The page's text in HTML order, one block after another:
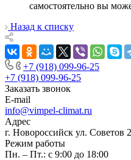
самостоятельно вы
Назад к списку
+7 (918) 099-96-25
+7 (918) 099-96-25
Заказать звонок
E-mail
info@vimpel-climat.ru
Адрес
г. Новороссийск ул. Советов
Режим работы
Пн. – Пт.: с 9:00 до 18:00